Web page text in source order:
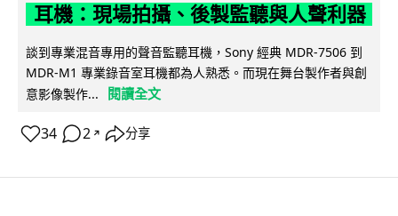
耳機：現場拍攝、後製監聽與人聲利器
談到專業混音專用的聲音監聽耳機，Sony 經典 MDR-7506 到
MDR-M1 專業錄音室耳機都為人熟悉。而現在舞台製作者與創
意影像製作...
閱讀全文
34 2 ↗ 分享